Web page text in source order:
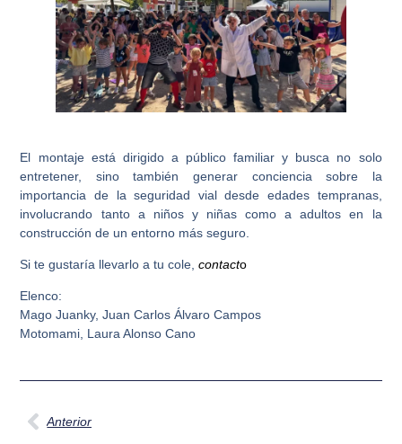
El montaje está dirigido a público familiar y busca no solo
entretener, sino también generar conciencia sobre la
importancia de la seguridad vial desde edades tempranas,
involucrando tanto a niños y niñas como a adultos en la
construcción de un entorno más seguro.
Si te gustaría llevarlo a tu cole,contacto
Elenco:
Mago Juanky, Juan Carlos Álvaro Campos
Motomami, Laura Alonso Cano
Anterior